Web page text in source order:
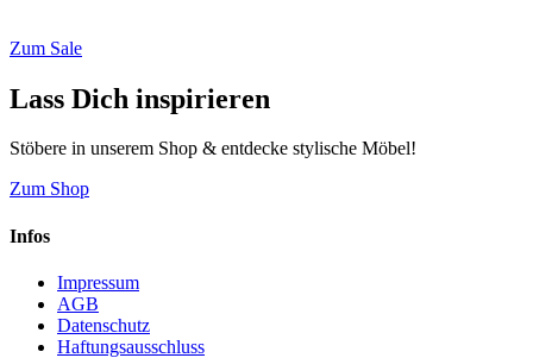
Zum Sale
Lass Dich inspirieren
Stöbere in unserem Shop & entdecke stylische Möbel!
Zum Shop
Infos
Impressum
AGB
Datenschutz
Haftungsausschluss